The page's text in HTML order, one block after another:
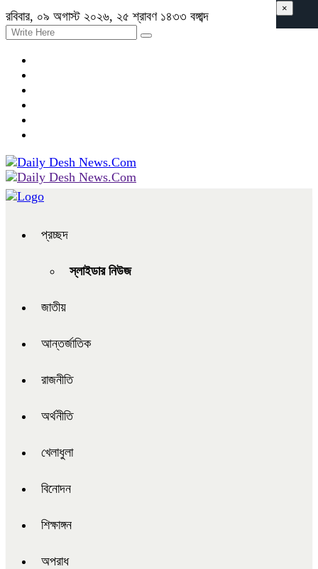
রবিবার, ০৯ অগাস্ট ২০২৬, ২৫ শ্রাবণ ১৪৩৩ বঙ্গাব্দ
প্রচ্ছদ
স্লাইডার নিউজ
জাতীয়
আন্তর্জাতিক
রাজনীতি
অর্থনীতি
খেলাধুলা
বিনোদন
শিক্ষাঙ্গন
অপরাধ
×